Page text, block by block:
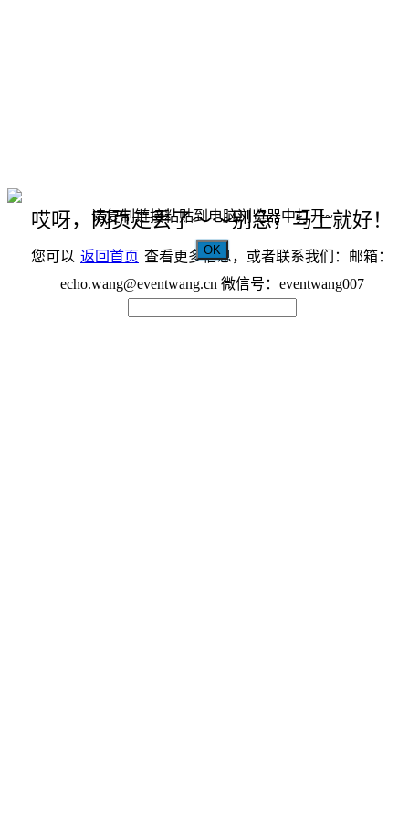
哎呀，网页走丢了～～别急，马上就好！
您可以 返回首页 查看更多信息，或者联系我们：邮箱：
echo.wang@eventwang.cn 微信号：eventwang007
请复制链接粘贴到电脑浏览器中打开~
OK